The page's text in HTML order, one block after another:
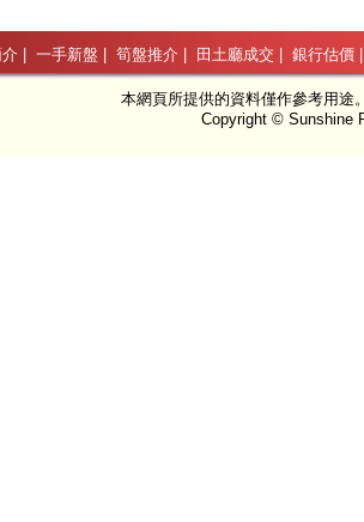
| 一手新盤| 筍盤推介| 田土廳成交 銀行估價
本網頁所提供的資料僅作參考用途
Copyright © Sunshine